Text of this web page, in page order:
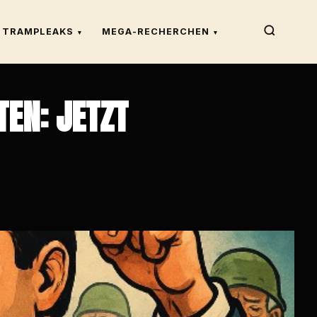
TRAMPLEAKS ▾ MEGA-RECHERCHEN ▾
JETZT